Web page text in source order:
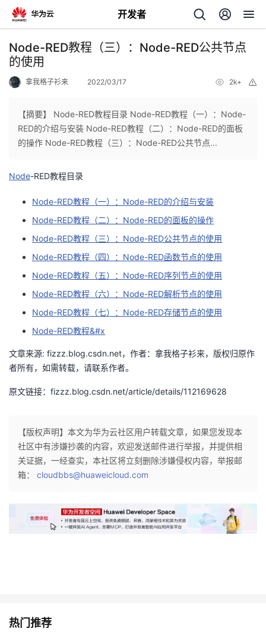
开发者
返
回
个
人
主
我
的
发
我
博
的
坛
我
圈
子
的
直
我
的
动
我
关
我
开
者
堂
的
课
我
的
证
我
实
的
的
我
支
我
技
术
持
的
云
建
Node-RED教程（三）：Node-RED公共节点
的使用
拿我格子衫来 2022/03/17 2k+
【摘要】 Node-RED教程目录 Node-RED教程（一）：Node-
RED的介绍与安装 Node-RED教程（二）：Node-RED的面板
的操作 Node-RED教程（三）：Node-RED公共节点...
Node-RED教程目录
Node-RED教程（一）：Node-RED的介绍与安装
Node-RED教程（二）：Node-RED的面板的操作
Node-RED教程（三）：Node-RED公共节点的使用
Node-RED教程（四）：Node-RED函数节点的使用
Node-RED教程（五）：Node-RED序列节点的使用
Node-RED教程（六）：Node-RED解析节点的使用
Node-RED教程（七）：Node-RED存储节点的使用
Node-RED教程&#x
文章来源: fizzz.blog.csdn.net，作者：拿我格子衫来，版权归原作
者所有，如需转载，请联系作者。
原文链接：fizzz.blog.csdn.net/article/details/112169628
【版权声明】本文为华为云社区用户转载文章，如果您发现本
社区中有涉嫌抄袭的内容，欢迎发送邮件进行举报，并提供相
关证据，一经查实，本社区将立刻删除涉嫌侵权内容，举报邮
箱： cloudbbs@huaweicloud.com
热门推荐